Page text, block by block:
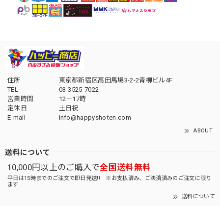
住所
東京都新宿区高田馬場3-2-2青柳ビル4F
TEL
03-3525-7022
営業時間
12－17時
定休日
土日祝
E-mail
info@happyshoten.com
ABOUT
送料について
10,000円以上のご購入で全国送料無料
平日は15時までのご注文で即日発送!! ※お支払済み、ご決済済みのご注文に限り
ます
送料について